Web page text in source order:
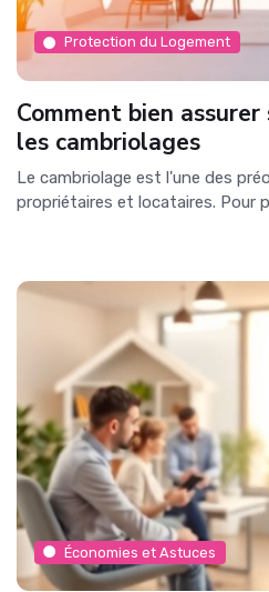
Protection du Logement
Comment bien
les cambriolages
Le cambriolage est l'une des
propriétaires et locataires. Pour
Économies et Astuces